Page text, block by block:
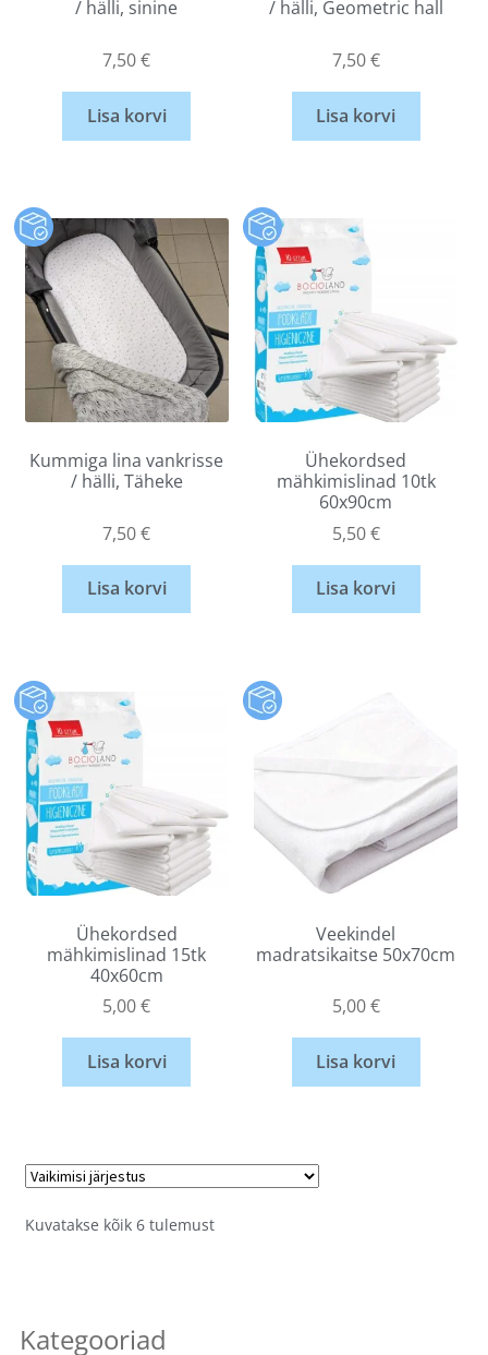
/ hälli, sinine
7,50€
Lisa korvi
/ hälli, Geometric hall
7,50€
Lisa korvi
Kummiga lina vankrisse
/ hälli, Täheke
7,50€
Lisa korvi
Ühekordsed
mähkimislinad 10tk
60x90cm
5,50€
Lisa korvi
Ühekordsed
mähkimislinad 15tk
40x60cm
5,00€
Lisa korvi
Veekindel
madratsikaitse 50x70cm
5,00€
Lisa korvi
Kuvatakse kõik 6 tulemust